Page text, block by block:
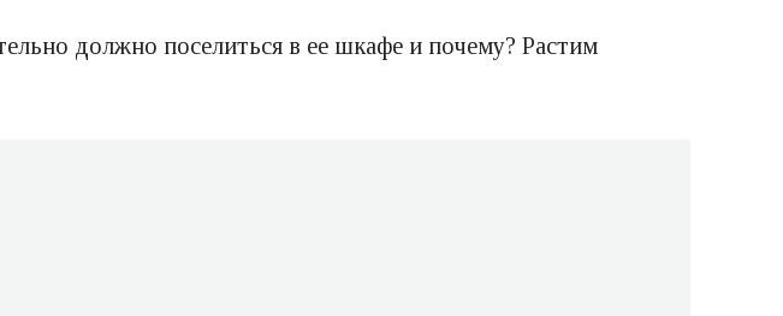
должно поселиться в ее шкафе и почему? Растим